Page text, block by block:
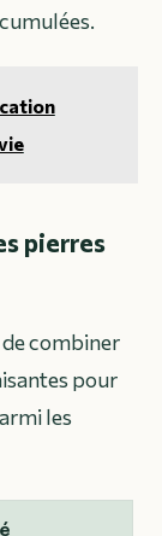
pierres
combiner
pour
les